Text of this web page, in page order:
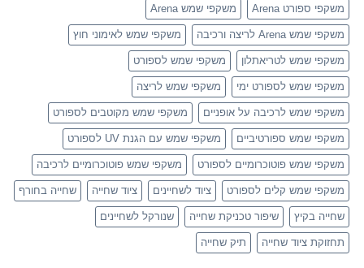
משקפי ספורט Arena משקפי שמש Arena
משקפי שמש Arena לריצה ורכיבה משקפי שמש לאימוני חוץ
משקפי שמש לטריאתלון משקפי שמש לספורט
משקפי שמש לספורט ימי משקפי שמש לריצה
משקפי שמש לרכיבה על אופניים משקפי שמש מקוטבים לספורט
משקפי שמש ספורטיביים משקפי שמש עם הגנת UV לספורט
משקפי שמש פוטוכרומיים לספורט משקפי שמש פוטוכרומיים לרכיבה
משקפי שמש קלים לספורט ציוד לשחיינים ציוד שחייה שחייה בחורף
שחייה בקיץ שיפור טכניקת שחייה שנורקל לשחיינים
תחזוקת ציוד שחייה תיק שחייה